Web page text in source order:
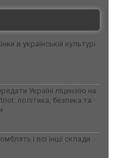
в українській культурі
Україні ліцензію на
політика, безпека та
і всі інші склади